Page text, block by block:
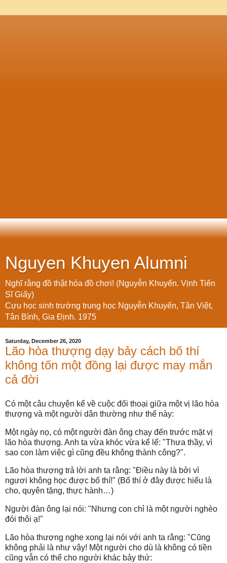
Nguyen Khuyen Alumni
Nghĩ rằng đồ thật hóa đồ chơi! (Nguyễn Khuyến. Vịnh Tiến
Sĩ Giấy)
Cựu học sinh trường trung học Nguyễn Khuyến, Tân Việt,
Tân Bình, Gia Định. 1975
Saturday, December 26, 2020
Lão hòa thượng dạy bảy cách bố thí
không tốn một đồng lại được may mắn
cả đời
Có một câu chuyện kể về cuộc đối thoại giữa một vị lão hòa
thượng và một người dân thường như thế này:
Một ngày nọ, có một người đàn ông chạy đến trước mặt vị
lão hòa thượng. Anh ta vừa khóc vừa kể lể: "Thưa thầy, vì
sao con làm việc gì cũng đều không thành công?".
Lão hòa thượng trả lời anh ta rằng: "Điều này là bởi vì
ngươi không học được bố thí!" (Bố thí ở đây được hiểu là
cho, quyên tặng, thực hành…)
Người đàn ông lại nói: "Nhưng con chỉ là một người nghèo
đói thôi ạ!"
Lão hòa thượng nghe xong lại nói với anh ta rằng: "Cũng
không phải là như vậy! Một người cho dù là không có tiền
cũng vẫn có thể cho người khác bảy thứ: